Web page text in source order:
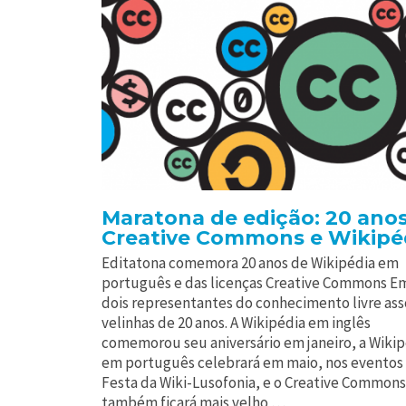
Maratona de edição: 20
Creative Commons e
Editatona comemora 20 anos de Wikipédia em
português e das licenças Creative Commons
dois representantes do conhecimento livre
velinhas de 20 anos. A Wikipédia em inglês
comemorou seu aniversário em janeiro, a
em português celebrará em maio, nos eventos
Festa da Wiki-Lusofonia, e o Creative Commons